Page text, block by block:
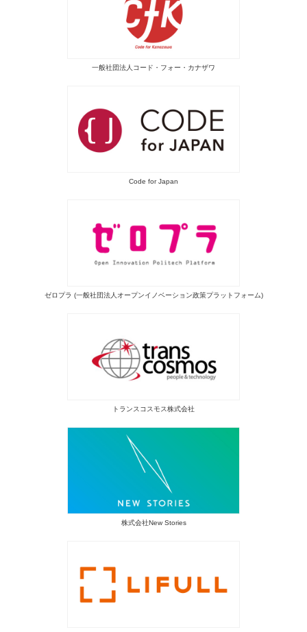
一般社団法人コード・フォー・カナザワ
Code for Japan
ゼロプラ (一般社団法人オープンイノベーション政策プラットフォーム)
トランスコスモス株式会社
株式会社New Stories